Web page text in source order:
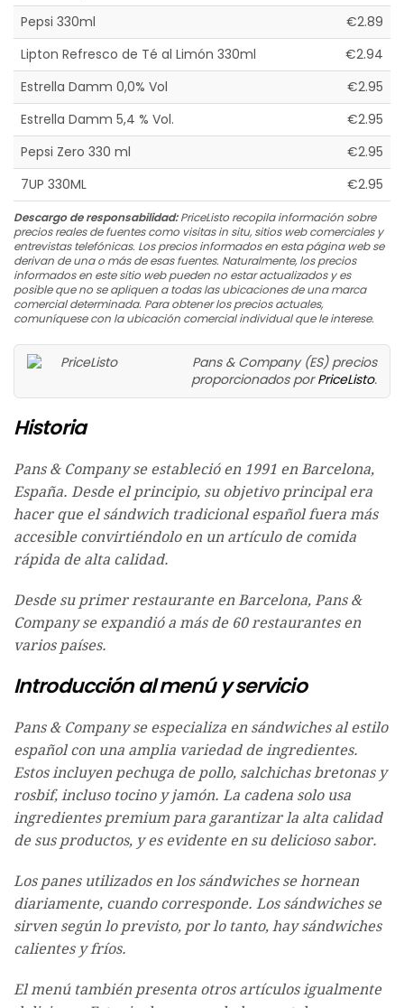
Pepsi 330ml
€2.89
Lipton Refresco de Té al Limón 330ml
€2.94
Estrella Damm 0,0% Vol
€2.95
Estrella Damm 5,4 % Vol.
€2.95
Pepsi Zero 330 ml
€2.95
7UP 330ML
€2.95
Descargo de responsabilidad:PriceListo recopila información sobre
precios reales de fuentes como visitas in situ, sitios web comerciales y
entrevistas telefónicas. Los precios informados en esta página web se
derivan de una o más de esas fuentes. Naturalmente, los precios
informados en este sitio web pueden no estar actualizados y es
posible que no se apliquen a todas las ubicaciones de una marca
comercial determinada. Para obtener los precios actuales,
comuníquese con la ubicación comercial individual que le interese.
Pans & Company (ES) precios
proporcionados porPriceListo.
Historia
Pans & Company se estableció en 1991 en Barcelona, ​​
España. Desde el principio, su objetivo principal era
hacer que el sándwich tradicional español fuera más
accesible convirtiéndolo en un artículo de comida
rápida de alta calidad.
Desde su primer restaurante en Barcelona, ​​Pans &
Company se expandió a más de 60 restaurantes en
varios países.
Introducción al menú y servicio
Pans & Company se especializa en sándwiches al estilo
español con una amplia variedad de ingredientes.
Estos incluyen pechuga de pollo, salchichas bretonas y
rosbif, incluso tocino y jamón. La cadena solo usa
ingredientes premium para garantizar la alta calidad
de sus productos, y es evidente en su delicioso sabor.
Los panes utilizados en los sándwiches se hornean
diariamente, cuando corresponde. Los sándwiches se
sirven según lo previsto, por lo tanto, hay sándwiches
calientes y fríos.
El menú también presenta otros artículos igualmente